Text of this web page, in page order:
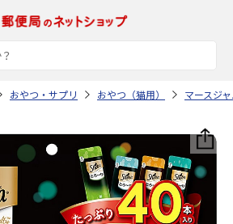
おやつ・サプリ おやつ（猫用） マースジ